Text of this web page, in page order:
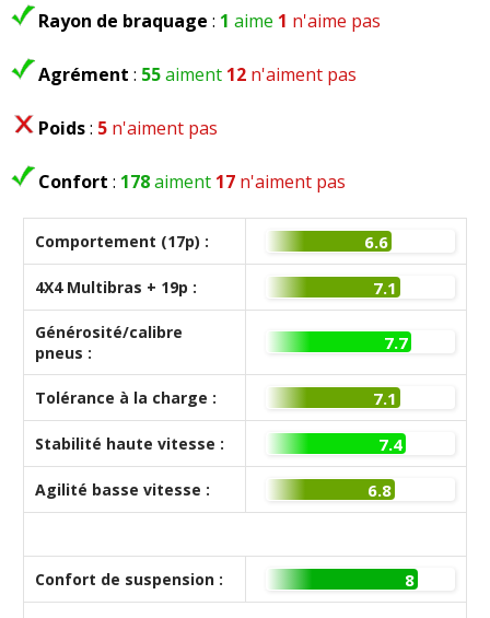
Rayon de braquage : 1 aime 1 n'aime pas
Agrément : 55aiment 12 n'aiment pas
Poids: 5 n'aiment pas
Confort : 178aiment 17 n'aiment pas
Comportement (17p) : 6.6
4X4 Multibras + 19p : 7.1
Générosité/calibre
pneus :
7.7
Tolérance à la charge : 7.1
Stabilité haute vitesse : 7.4
Agilité basse vitesse : 6.8
Confort de suspension : 8